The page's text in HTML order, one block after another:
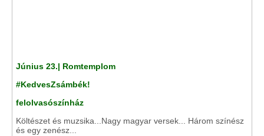
Június 23.| Romtemplom
#KedvesZsámbék!
felolvasószínház
Költészet és muzsika...Nagy magyar versek... Három színész
és egy zenész...